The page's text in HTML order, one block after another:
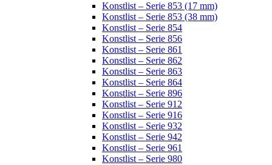
Konstlist – Serie 853 (17 mm)
Konstlist – Serie 853 (38 mm)
Konstlist – Serie 854
Konstlist – Serie 856
Konstlist – Serie 861
Konstlist – Serie 862
Konstlist – Serie 863
Konstlist – Serie 864
Konstlist – Serie 896
Konstlist – Serie 912
Konstlist – Serie 916
Konstlist – Serie 932
Konstlist – Serie 942
Konstlist – Serie 961
Konstlist – Serie 980